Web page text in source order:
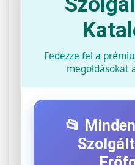
Fedezze fel a
megoldásokat
📂